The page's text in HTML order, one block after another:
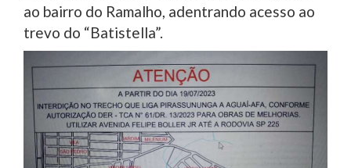
ao bairro do Ramalho, adentrando acesso ao
trevo do “Batistella”.